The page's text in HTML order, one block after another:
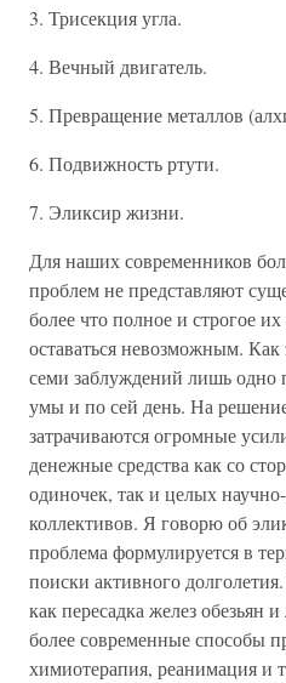
3. Трисекция угла.
4. Вечный двигатель.
5. Превращение металлов
6. Подвижность ртути.
7. Эликсир жизни.
Для наших современников
проблем не представляют
более что полное и строгое
оставаться невозможным. Как
семи заблуждений лишь одно
умы и по сей день. На
затрачиваются огромные
денежные средства как со
одиночек, так и целых
коллективов. Я говорю об
проблема формулируется в
поиски активного
как пересадка желез обезьян
более современные способы
химиотерапия, реанимация и